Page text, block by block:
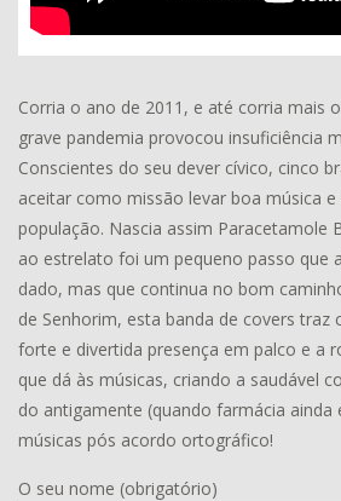
Corria o ano de 2011, e até corria mais
grave pandemia provocou insuficiência
Conscientes do seu dever cívico, cinco
aceitar como missão levar boa música
população. Nascia assim Paracetamole
ao estrelato foi um pequeno passo que
dado, mas que continua no bom
de Senhorim, esta banda de covers traz
forte e divertida presença em palco e a
que dá às músicas, criando a saudável
do antigamente (quando farmácia ainda
músicas pós acordo ortográfico!
O seu nome (obrigatório)